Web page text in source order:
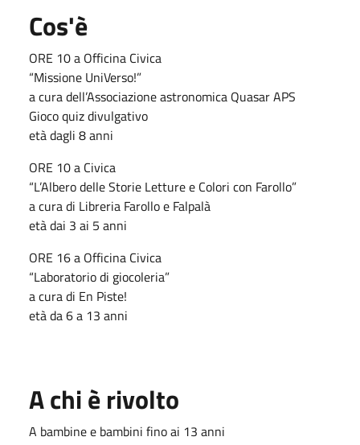
Cos'è
ORE 10 a Officina Civica
“Missione UniVerso!”
a cura dell’Associazione astronomica Quasar APS
Gioco quiz divulgativo
età dagli 8 anni
ORE 10 a Civica
“L’Albero delle Storie Letture e Colori con Farollo”
a cura di Libreria Farollo e Falpalà
età dai 3 ai 5 anni
ORE 16 a Officina Civica
“Laboratorio di giocoleria”
a cura di En Piste!
età da 6 a 13 anni
A chi è rivolto
A bambine e bambini fino ai 13 anni